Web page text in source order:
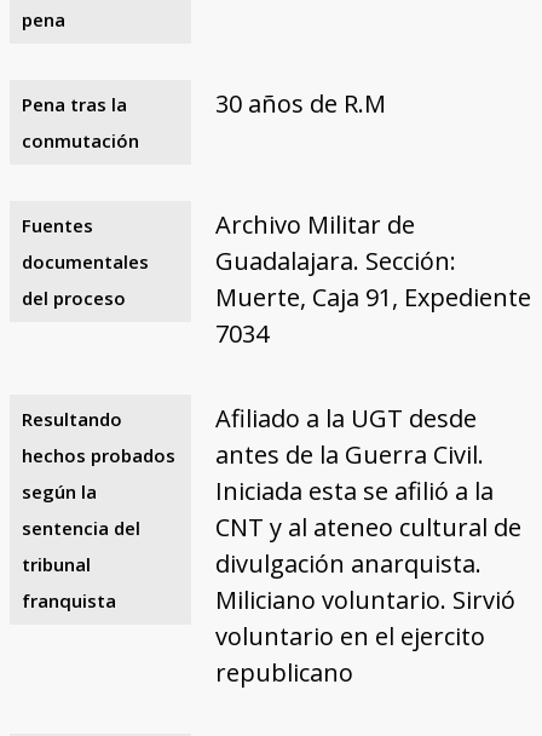
pena
Pena tras la
conmutación
30 años de R.M
Fuentes
documentales
del proceso
Archivo Militar de
Guadalajara. Sección:
Muerte, Caja 91, Expediente
7034
Resultando
hechos probados
según la
sentencia del
tribunal
franquista
Afiliado a la UGT desde
antes de la Guerra Civil.
Iniciada esta se afilió a la
CNT y al ateneo cultural de
divulgación anarquista.
Miliciano voluntario. Sirvió
voluntario en el ejercito
republicano